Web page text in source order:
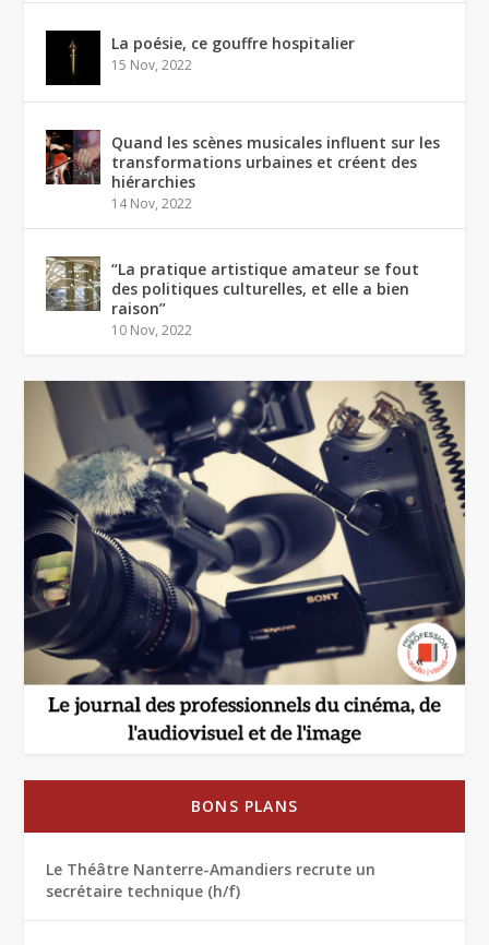
La poésie, ce gouffre hospitalier
15 Nov, 2022
Quand les scènes musicales influent sur les
transformations urbaines et créent des
hiérarchies
14 Nov, 2022
“La pratique artistique amateur se fout
des politiques culturelles, et elle a bien
raison”
10 Nov, 2022
BONS PLANS
Le Théâtre Nanterre-Amandiers recrute un
secrétaire technique (h/f)